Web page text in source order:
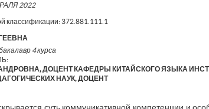
2022
классификации: 372.881.111.1
4 курса
ДОЦЕНТ КАФЕДРЫ КИТАЙСКОГО ЯЗЫКА
НАУК, ДОЦЕНТ